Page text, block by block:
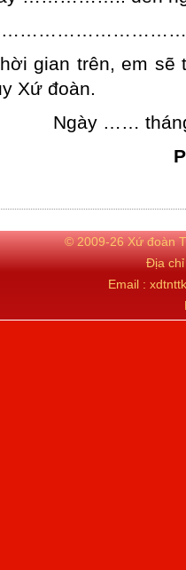
gian trên, em sẽ
Xứ đoàn.
Ngày ……
© 2009-26 Xứ đoàn
Địa
Email :